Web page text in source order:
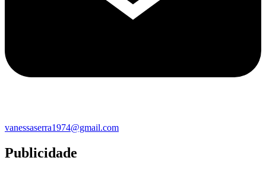
vanessaserra1974@gmail.com
Publicidade